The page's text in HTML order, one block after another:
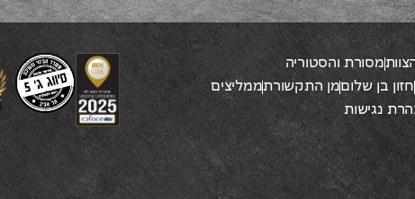
מסורת והסטוריה
חזון בן שלוםמן התקשורתממליצים
נגישות